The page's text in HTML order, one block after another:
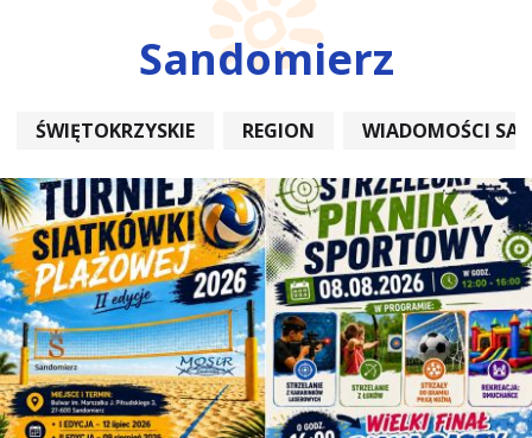
Sandomierz
ŚWIĘTOKRZYSKIE REGION WIADOMOŚCI